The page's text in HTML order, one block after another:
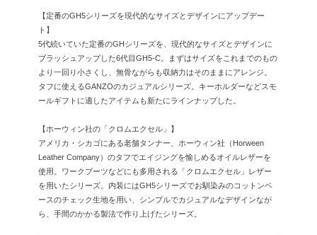
【定番のGH5シリーズを現代的なサイズとデザインにアップデー
ト】
5代続いていた定番のGHシリーズを、現代的なサイズとデザインに
ブラッシュアップした6代目GH5-C。まずはサイズをこれまでのもの
より一回り小さくし、無骨ながらも収納力はそのままにアレンジ。
タフに使えるGANZOのカジュアルシリーズ。キーホルダーなどスモ
ールギフトに適したアイテムも新たにラインナップした。
【ホーウィン社の「クロムエクセル」】
アメリカ・シカゴにある老舗タンナー、ホーウィン社（Horween
Leather Company）のタフでエイジングを愉しめるオイルレザーを
使用。ワークブーツなどにも多用される「クロムエクセル」レザー
を用いたシリーズ。内装にはGH5シリーズでお馴染みのコットンベ
ースのチェック生地を用い、シンプルでカジュアルなデザインなが
ら、手間のかかる製法で作り上げたシリーズ。